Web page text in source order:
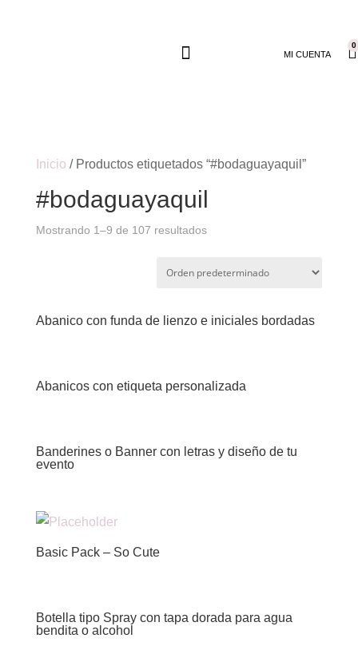
MI CUENTA
0
Inicio / Productos etiquetados “#bodaguayaquil”
#bodaguayaquil
Mostrando 1–9 de 107 resultados
Abanico con funda de lienzo e iniciales bordadas
Abanicos con etiqueta personalizada
Banderines o Banner con letras y diseño de tu
evento
Basic Pack – So Cute
Botella tipo Spray con tapa dorada para agua
bendita o alcohol